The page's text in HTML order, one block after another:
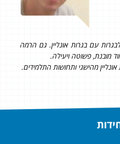
עם בגרות אונליין. גם הרמה
מובנת, פשוטה ויעילה.
מהישגי ותחושות התלמידים.